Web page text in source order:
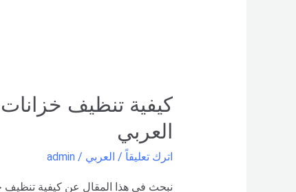
كيفية تنظيف خزانات
العربي
اترك تعليقاً / العربي /
admin
نبحث في هذا المقال عن كيفية تنظيف